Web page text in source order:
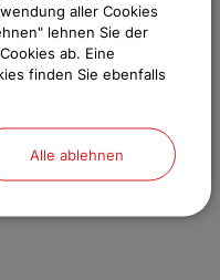
Gemeinden trägt
aller Cookies
lehnen Sie der
ab. Eine
finden Sie ebenfalls
Alle ablehnen